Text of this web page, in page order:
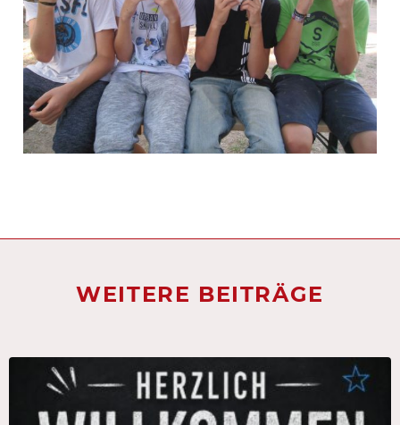
WEITERE BEITRÄGE